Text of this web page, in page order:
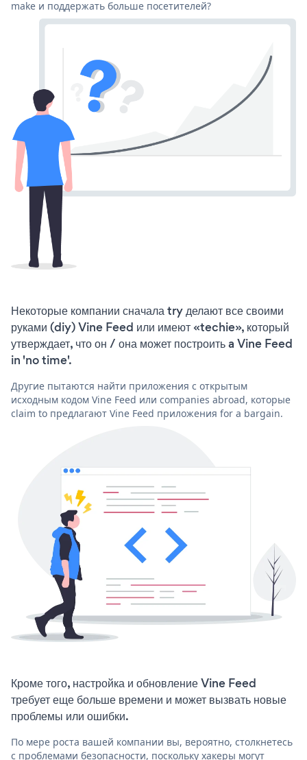
make и поддержать больше посетителей?
Некоторые компании сначала try делают все своими
руками (diy) Vine Feed или имеют «techie», который
утверждает, что он / она может построить a Vine Feed
in 'no time'.
Другие пытаются найти приложения с открытым
исходным кодом Vine Feed или companies abroad, которые
claim to предлагают Vine Feed приложения for a bargain.
Кроме того, настройка и обновление Vine Feed
требует еще больше времени и может вызвать новые
проблемы или ошибки.
По мере роста вашей компании вы, вероятно, столкнетесь
с проблемами безопасности, поскольку хакеры могут